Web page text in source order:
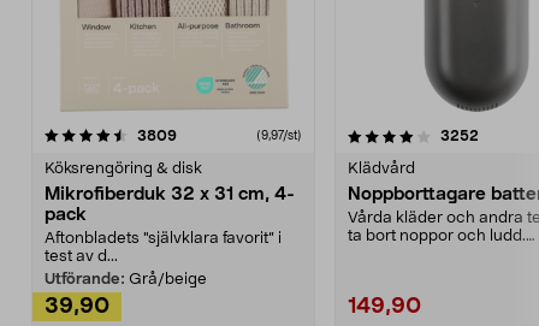
3809recensioner (9,97/st)
Köksrengöring & disk
Mikrofiberduk 32 x 31 cm, 4-
pack
Aftonbladets "självklara favorit” i
test av d...
Utförande: Grå/beige
39,90
4.0av 5 stjärnor 3252
Klädvård
Noppborttagare
Vårda kläder och andra
ta bort noppor och ludd.
149,90
4.5av 5 stjärnor